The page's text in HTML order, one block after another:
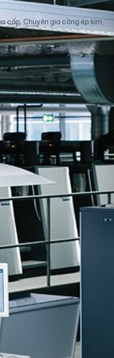
cấp. Chuyên gia công ép kim,